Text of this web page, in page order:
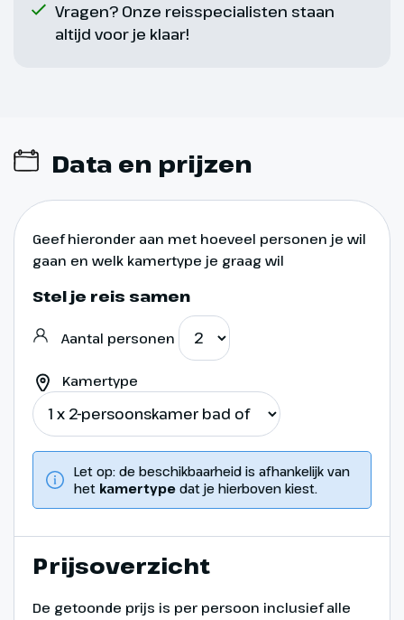
225 km
stad Siracusa op het
programma. Onder leiding van
Archeologische Park Neapolis
(€). Hier zien we onder meer het
oude Griekse theater, uit één
stuk uit de rots gehakt. We rijden
verder naar het schiereiland
Ortygia. Tijdens een boottocht
genieten we van typische
Siciliaanse lekkernijen en varen
we naar de zeegrotten in de baai
van Ortygia (optioneel ca. €25,-
p.p. ter plaatse te betalen).
Hoogtepunt
Historische havenstad
Vragen? Onze reisspecialisten staan
altijd voor je klaar!
Data en prijzen
Geef hieronder aan met hoeveel personen je wil
gaan en welk kamertype je graag wil
Stel je reis samen
Aantal personen
Kamertype
Let op: de beschikbaarheid is afhankelijk van
het kamertype dat je hierboven kiest.
Prijsoverzicht
De getoonde prijs is per persoon inclusief alle